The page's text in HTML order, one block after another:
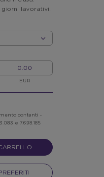
giorni lavorativi.
EUR
contanti -
e 7.698.185